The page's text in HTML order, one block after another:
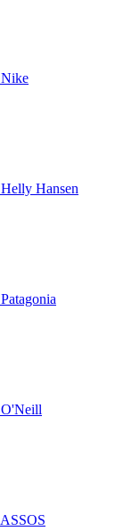
Nike
Helly Hansen
Patagonia
O'Neill
ASSOS